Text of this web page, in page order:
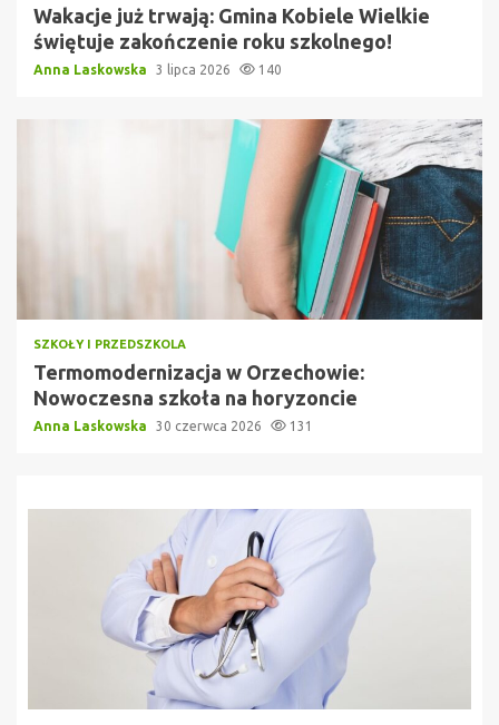
Wakacje już trwają: Gmina Kobiele Wielkie
świętuje zakończenie roku szkolnego!
Anna Laskowska 3 lipca 2026 140
SZKOŁY I PRZEDSZKOLA
Termomodernizacja w Orzechowie:
Nowoczesna szkoła na horyzoncie
Anna Laskowska 30 czerwca 2026 131